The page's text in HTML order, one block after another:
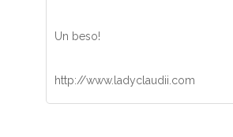
Un beso!
http://www.ladyclaudii.com